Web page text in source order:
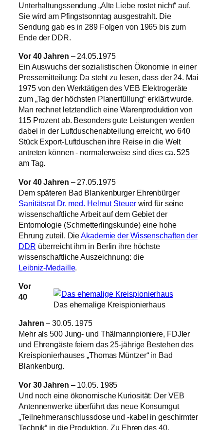
Unterhaltungssendung „Alte Liebe rostet nicht“ auf.
Sie wird am Pfingstsonntag ausgestrahlt. Die
Sendung gab es in 289 Folgen von 1965 bis zum
Ende der DDR.
Vor 40 Jahren – 24.05.1975
Ein Auswuchs der sozialistischen Ökonomie in einer
Pressemitteilung: Da steht zu lesen, dass der 24. Mai
1975 von den Werktätigen des VEB Elektrogeräte
zum „Tag der höchsten Planerfüllung“ erklärt wurde.
Man rechnet letztendlich eine Warenproduktion von
115 Prozent ab. Besonders gute Leistungen werden
dabei in der Luftduschenabteilung erreicht, wo 640
Stück Export‑Luftduschen ihre Reise in die Welt
antreten können ‑ normalerweise sind dies ca. 525
am Tag.
Vor 40 Jahren – 27.05.1975
Dem späteren Bad Blankenburger Ehrenbürger
Sanitätsrat Dr. med. Helmut Steuerwird für seine
wissenschaftliche Arbeit auf dem Gebiet der
Entomologie (Schmetterlingskunde) eine hohe
Ehrung zuteil. Die Akademie der Wissenschaften der
DDR überreicht ihm in Berlin ihre höchste
wissenschaftliche Auszeichnung: die
Leibniz‑Medaille.
Das ehemalige Kreispionierhaus
Vor
40
Jahren – 30.05. 1975
Mehr als 500 Jung‑ und Thälmannpioniere, FDJIer
und Ehrengäste feiern das 25‑jährige Bestehen des
Kreispionierhauses „Thomas Müntzer“ in Bad
Blankenburg.
Vor 30 Jahren – 10.05. 1985
Und noch eine ökonomische Kuriosität: Der VEB
Antennenwerke überführt das neue Konsumgut
„Teilnehmeranschlussdose und -kabel in geschirmter
Technik“ in die Produktion. Zu Ehren des 40.